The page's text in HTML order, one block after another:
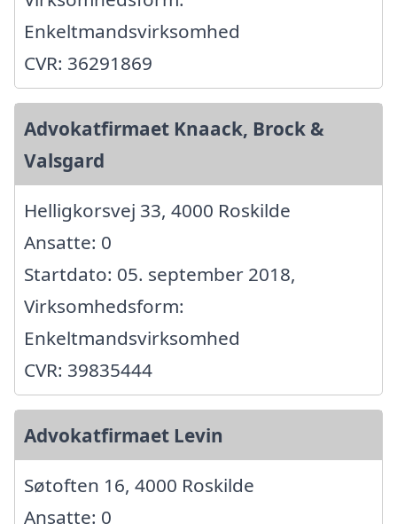
Enkeltmandsvirksomhed
CVR: 36291869
Advokatfirmaet Knaack, Brock &
Valsgard
Helligkorsvej 33, 4000 Roskilde
Ansatte: 0
Startdato: 05. september 2018,
Virksomhedsform:
Enkeltmandsvirksomhed
CVR: 39835444
Advokatfirmaet Levin
Søtoften 16, 4000 Roskilde
Ansatte: 0